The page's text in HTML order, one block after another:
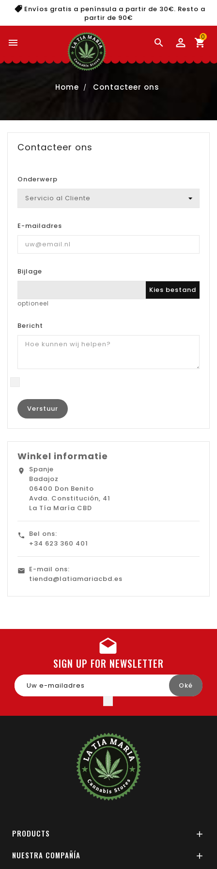
Envíos gratis a península a partir de 30€. Resto a
partir de 90€
  shopping_cart
0
Home Contacteer ons
Contacteer ons
Onderwerp
E-mailadres
Bijlage
Kies bestand
optioneel
Bericht
Winkel informatie

Spanje
Badajoz
06400 Don Benito
Avda. Constitución, 41
La Tía María CBD

Bel ons:
‭+34 623 360 401‬

E-mail ons:
tienda@latiamariacbd.es
SIGN UP FOR NEWSLETTER
PRODUCTS 
NUESTRA COMPAÑÍA 